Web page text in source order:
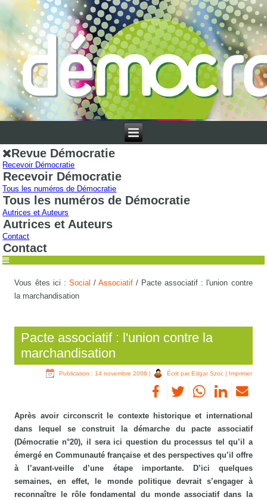
Revue Démocratie
Recevoir Démocratie
Recevoir Démocratie
Tous les numéros de Démocratie
Tous les numéros de Démocratie
Autrices et Auteurs
Autrices et Auteurs
Contact
Contact
Vous êtes ici : Social /Associatif / Pacte associatif : l'union contre
la marchandisation
Pacte associatif : l'union contre la
marchandisation
Publication : 14 novembre 2006 | Écrit par Edgar Szoc| Imprimer
Après avoir circonscrit le contexte historique et international
dans lequel se construit la démarche du pacte associatif
(Démocratie n°20), il sera ici question du processus tel qu’il a
émergé en Communauté française et des perspectives qu’il offre
à l’avant-veille d’une étape importante. D’ici quelques
semaines, en effet, le monde politique devrait s’engager à
reconnaître le rôle fondamental du monde associatif dans la